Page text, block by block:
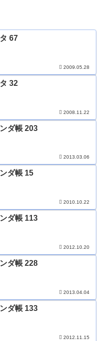
67
2009.05.28
32
2008.11.22
ダ帳 203
2013.03.06
ダ帳 15
2010.10.22
ダ帳 113
2012.10.20
ダ帳 228
2013.04.04
ダ帳 133
2012.11.15